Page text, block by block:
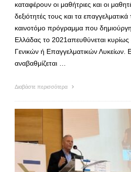
καταφέρουν οι μαθήτριες και οι
δεξιότητές τους και τα
καινοτόμο πρόγραμμα που
Ελλάδας το 2021απευθύνεται
Γενικών ή Επαγγελματικών Λυκείων.
αναβαθμίζεται …
Διαβάστε περισσότερα